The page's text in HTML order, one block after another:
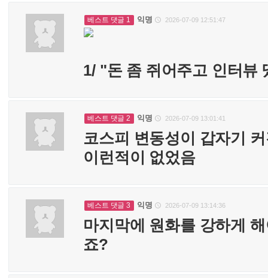
베스트 댓글 1 익명  2026-07-09 12:51:47
1/ "돈 좀 쥐어주고 인터뷰
베스트 댓글 2 익명  2026-07-09 13:01:41
코스피 변동성이 갑자기
이런적이 없었음
베스트 댓글 3 익명  2026-07-09 13:14:36
마지막에 원화를 강하게
죠?